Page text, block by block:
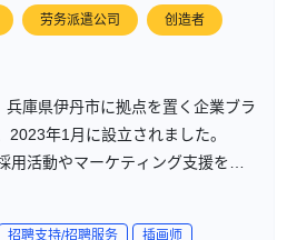
劳务派遣公司 创造者
庫県伊丹市に拠点を置く企業ブラ
2023年1月に設立されました。
用活動やマーケティング支援を中
活用方法まで一貫したサポートを
招聘支持/招聘服务 插画师